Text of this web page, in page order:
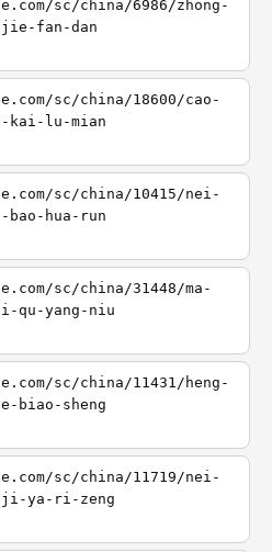
sc/china/6986/zhong-
fan-dan
sc/china/18600/cao-
kai-lu-mian
sc/china/10415/nei-
hua-run
sc/china/31448/ma-
qu-yang-niu
sc/china/11431/heng-
biao-sheng
sc/china/11719/nei-
ji-ya-ri-zeng